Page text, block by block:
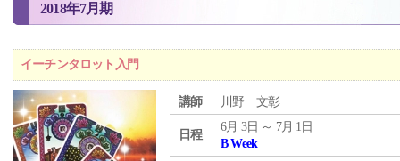
2018年7月期
イーチンタロット入門
講師 川野 文彰
日程
6月 3日 ～ 7月 1日
B Week